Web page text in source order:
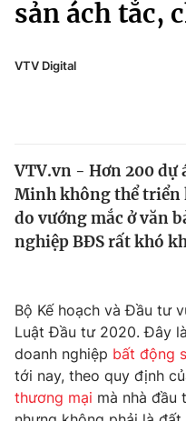
Thế giới
Tin tức
Câu chuyện quốc tế
Tài chính
Thị trường
Góc doanh nghiệp
Dữ liệu và đời sống
Truyền hình
Phim VTV
Truyền hình
Y tế
sản ách tắc,
VTV Digital
VTV.vn - Hơn 200 dự
Minh không thể triển
do vướng mắc ở văn
nghiệp BĐS rất khó
Bộ Kế hoạch và Đầu tư
Luật Đầu tư 2020. Đây
doanh nghiệp bất động
tới nay, theo quy định
thương mại mà nhà đầu